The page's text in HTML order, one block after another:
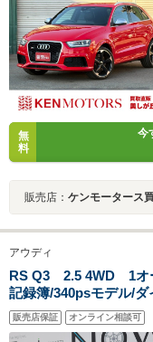
無
料
今
販売店： ケンモータース
アウディ
RS Q3 2.5 4WD 1オ
記録簿/340psモデル/
パレザー/純正20インチ
ド/シートヒーター
販売店保証 オンライン相談可